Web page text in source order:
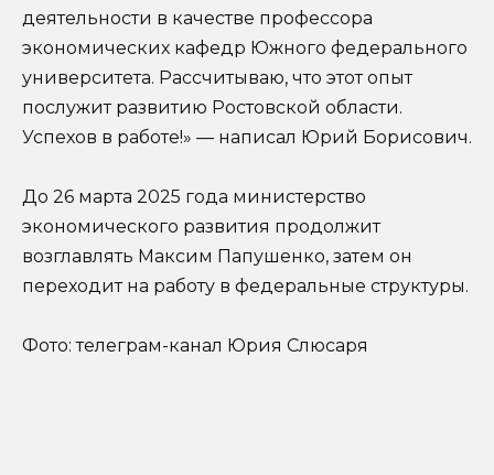
деятельности в качестве профессора
экономических кафедр Южного федерального
университета. Рассчитываю, что этот опыт
послужит развитию Ростовской области.
Успехов в работе!» — написал Юрий Борисович.
До 26 марта 2025 года министерство
экономического развития продолжит
возглавлять Максим Папушенко, затем он
переходит на работу в федеральные структуры.
Фото: телеграм-канал Юрия Слюсаря